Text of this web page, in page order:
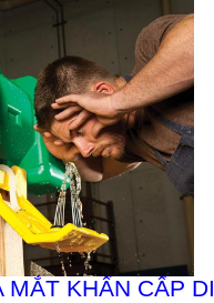
MẮT KHẨN CẤP DI